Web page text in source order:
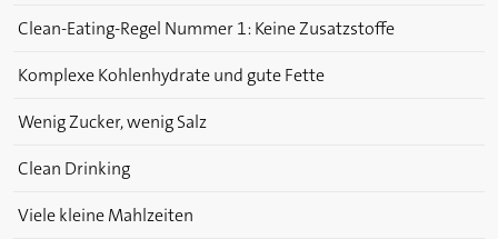
Clean-Eating-Regel Nummer 1: Keine Zusatzstoffe
Komplexe Kohlenhydrate und gute Fette
Wenig Zucker, wenig Salz
Clean Drinking
Viele kleine Mahlzeiten